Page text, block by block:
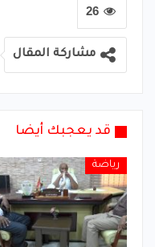
26
مشاركة المقال
قد يعجبك أيضا
رياضة